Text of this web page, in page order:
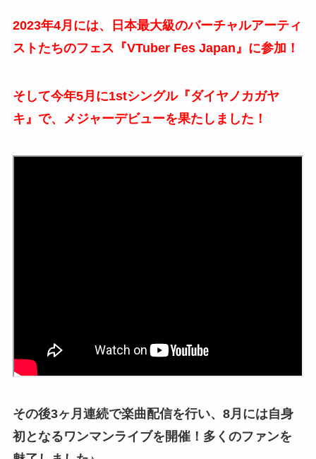
2023年4月には、日本最大級のバーチャルアーティ
ストたちのフェス『VTuber Fes Japan』に参加！
そして今年5月に1stシングル『ダイヤノカガヤ
キ』で、メジャーデビューを果たしました！
その後3ヶ月連続で楽曲配信を行い、8月には自身
初となるワンマンライブを開催！多くのファンを